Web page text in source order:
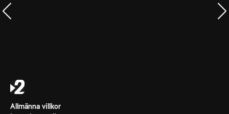
Allmänna villkor